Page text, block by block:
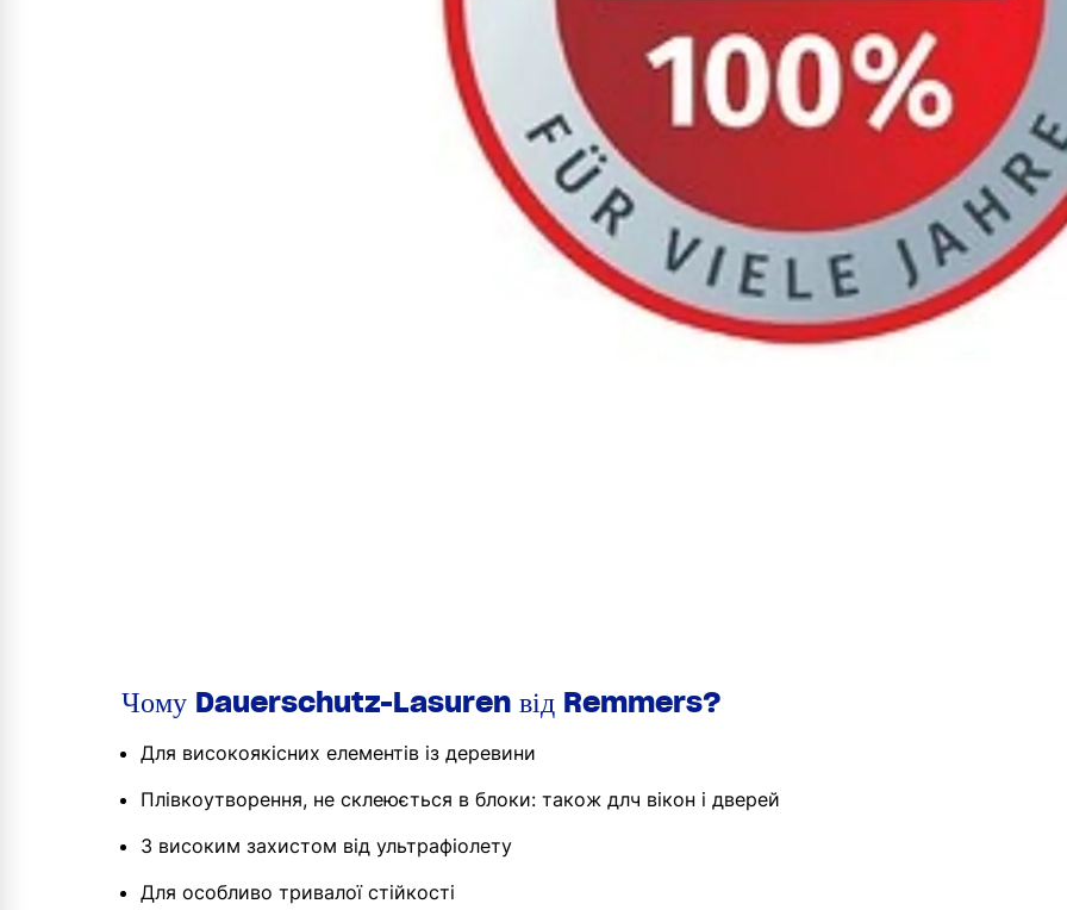
Чому Dauerschutz-Lasuren від Remmers?
Для високоякісних елементів із деревини
Плівкоутворення, не склеюється в блоки: також длч вікон і дверей
З високим захистом від ультрафіолету
Для особливо тривалої стійкості